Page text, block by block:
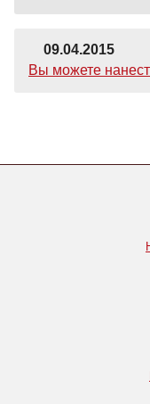
09.04.2015
Вы можете